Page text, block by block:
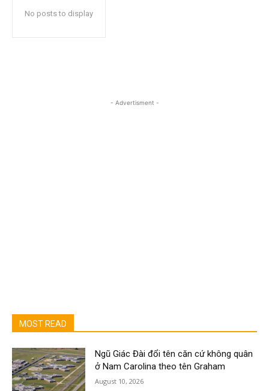
No posts to display
- Advertisment -
MOST READ
Ngũ Giác Đài đổi tên căn cứ không quân
ở Nam Carolina theo tên Graham
August 10, 2026